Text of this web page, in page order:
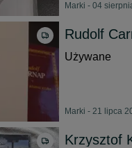
Marki - 04
Rudolf
Używane
Marki - 21 lipca
Krzysztof